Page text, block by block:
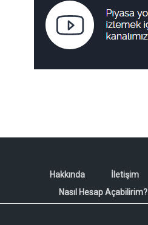
Hakkında İletişim
Nasıl Hesap Açabilirim?